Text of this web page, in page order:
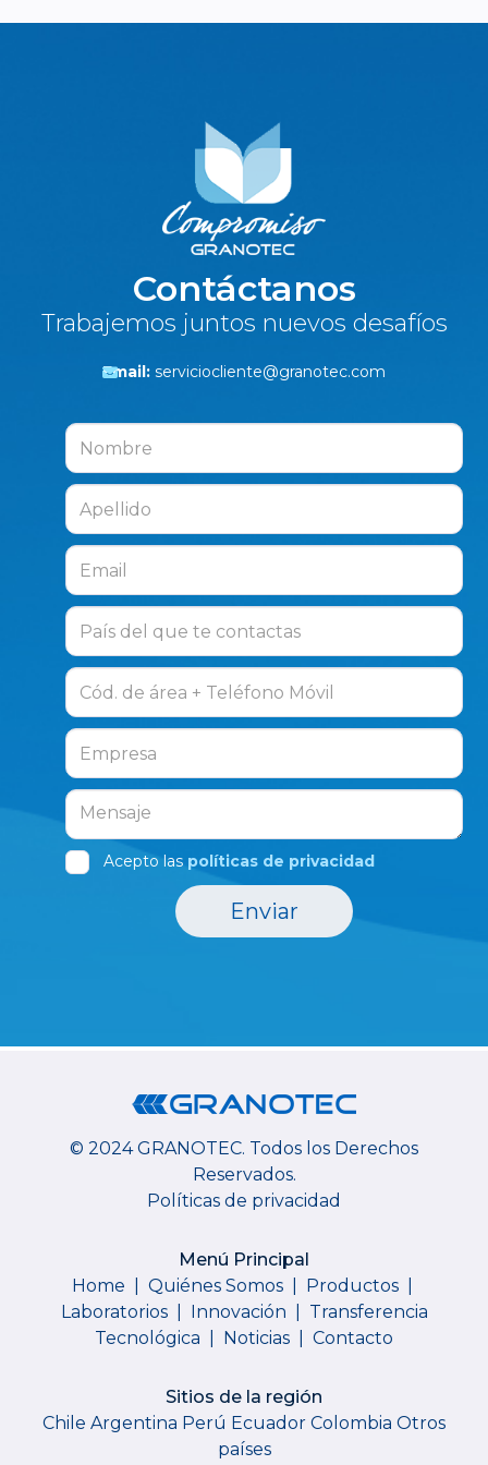
Contáctanos
Trabajemos juntos nuevos desafíos
Email: serviciocliente@granotec.com
Acepto las políticas de privacidad
Enviar
© 2024 GRANOTEC. Todos los Derechos
Reservados.
Políticas de privacidad
Menú Principal
Home
Quiénes Somos Productos
Laboratorios
Innovación
Transferencia
Tecnológica
Noticias Contacto
Sitios de la región
Chile Argentina Perú Ecuador Colombia Otros
países